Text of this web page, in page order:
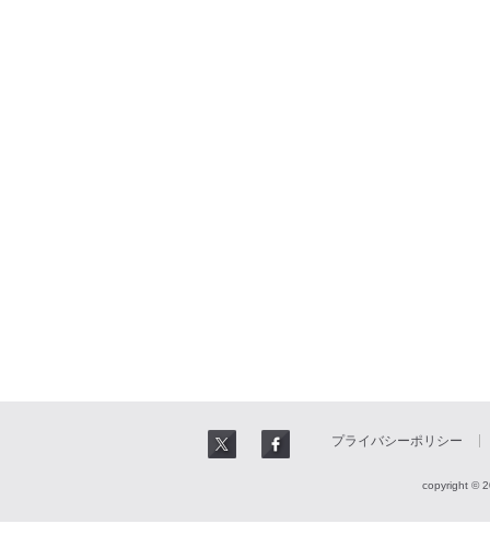
プライバシーポリシー
copyright ©